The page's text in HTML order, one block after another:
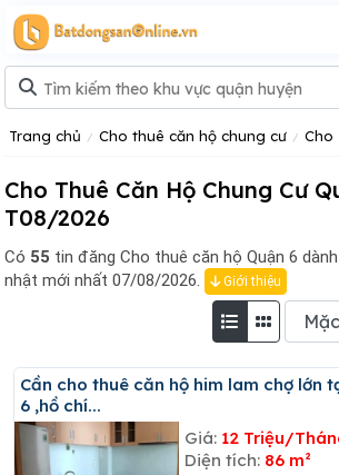
Trang chủ Cho thuê căn hộ chung cư Cho
Cho Thuê Căn Hộ Chung Cư
T08/2026
Có 55 tin đăng Cho thuê căn hộ Quận 6
nhật mới nhất 07/08/2026.
Giới thiệu
Cần cho thuê căn hộ him lam chợ lớn tại phường 11 ,quận
6 ,hồ chí...
Giá: 12 Triệu/
Diện tích: 86 m²